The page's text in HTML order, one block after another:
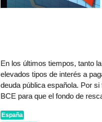
En los últimos tiempos, tanto
elevados tipos de interés a
deuda pública española. Por
BCE para que el fondo de
España